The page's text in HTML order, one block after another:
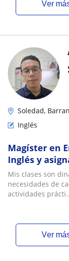
ver
Soledad,
Inglés
Magíster en
Inglés y
niveles.
Mis clases son
necesidades de
actividades
ver